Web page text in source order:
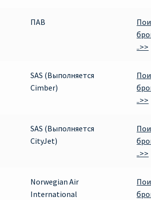
ПАВ
..>>
SAS (Выполняется
Cimber)
..>>
SAS (Выполняется
CityJet)
..>>
Norwegian Air
International